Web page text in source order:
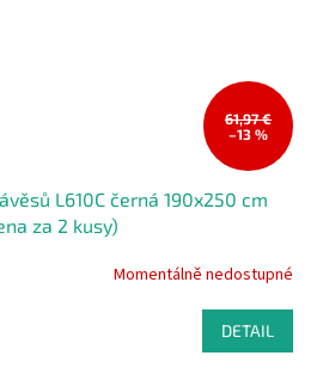
61,97 €
–13 %
L610C černá 190x250 cm
za 2 kusy)
Momentálně nedostupné
DETAIL